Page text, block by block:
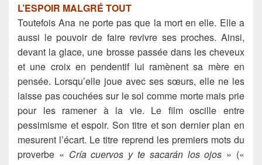
L’ESPOIR MALGRÉ TOUT
Toutefois Ana ne porte pas que la mort en elle. Elle a
aussi le pouvoir de faire revivre ses proches. Ainsi,
devant la glace, une brosse passée dans les cheveux
et une croix en pendentif lui ramènent sa mère en
pensée. Lorsqu’elle joue avec ses sœurs, elle ne les
laisse pas couchées sur le sol comme morte mais prie
pour les ramener à la vie. Le film oscille entre
pessimisme et espoir. Son titre et son dernier plan en
mesurent l’écart. Le titre reprend les premiers mots du
proverbe « Cría cuervos y te sacarán los ojos » («